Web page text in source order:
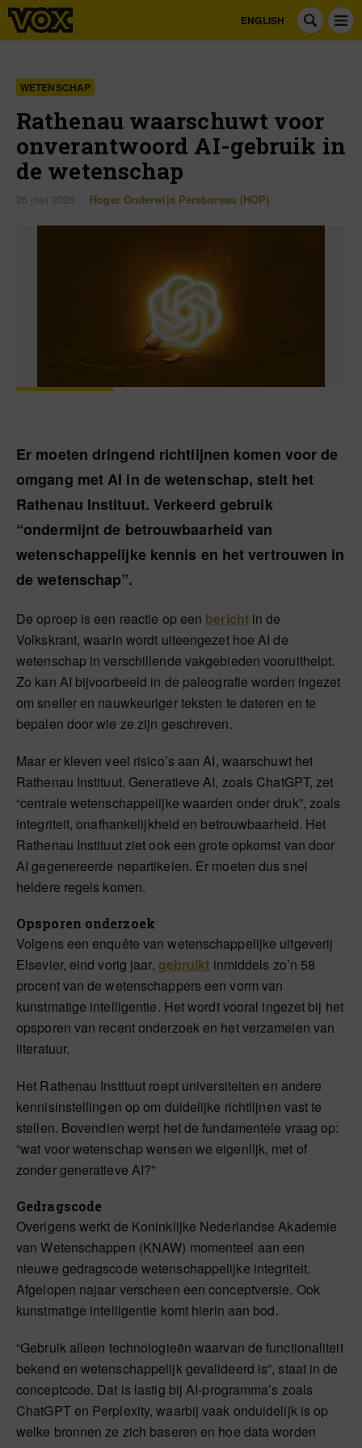
ENGLISH
WETENSCHAP
Rathenau waarschuwt voor
onverantwoord AI-gebruik in
de wetenschap
26 mei 2026 Hoger Onderwijs Persbureau (HOP)
Er moeten dringend richtlijnen komen voor de
omgang met AI in de wetenschap, stelt het
Rathenau Instituut. Verkeerd gebruik
“ondermijnt de betrouwbaarheid van
wetenschappelijke kennis en het vertrouwen in
de wetenschap”.
De oproep is een reactie op een berichtin de
Volkskrant, waarin wordt uiteengezet hoe AI de
wetenschap in verschillende vakgebieden vooruithelpt.
Zo kan AI bijvoorbeeld in de paleografie worden ingezet
om sneller en nauwkeuriger teksten te dateren en te
bepalen door wie ze zijn geschreven.
Maar er kleven veel risico’s aan AI, waarschuwt het
Rathenau Instituut. Generatieve AI, zoals ChatGPT, zet
“centrale wetenschappelijke waarden onder druk”, zoals
integriteit, onafhankelijkheid en betrouwbaarheid. Het
Rathenau Instituut ziet ook een grote opkomst van door
AI gegenereerde nepartikelen. Er moeten dus snel
heldere regels komen.
Opsporen onderzoek
Volgens een enquête van wetenschappelijke uitgeverij
Elsevier, eind vorig jaar, gebruikt inmiddels zo’n 58
procent van de wetenschappers een vorm van
kunstmatige intelligentie. Het wordt vooral ingezet bij het
opsporen van recent onderzoek en het verzamelen van
literatuur.
Het Rathenau Instituut roept universiteiten en andere
kennisinstellingen op om duidelijke richtlijnen vast te
stellen. Bovendien werpt het de fundamentele vraag op:
“wat voor wetenschap wensen we eigenlijk, met of
zonder generatieve AI?”
Gedragscode
Overigens werkt de Koninklijke Nederlandse Akademie
van Wetenschappen (KNAW) momenteel aan een
nieuwe gedragscode wetenschappelijke integriteit.
Afgelopen najaar verscheen een conceptversie. Ook
kunstmatige intelligentie komt hierin aan bod.
“Gebruik alleen technologieën waarvan de functionaliteit
bekend en wetenschappelijk gevalideerd is”, staat in de
conceptcode. Dat is lastig bij AI-programma’s zoals
ChatGPT en Perplexity, waarbij vaak onduidelijk is op
welke bronnen ze zich baseren en hoe data worden